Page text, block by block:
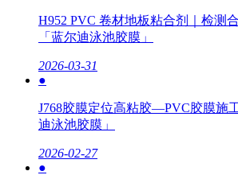
H952 PVC 卷材地板粘合剂｜检测
「蓝尔迪泳池胶膜」
2026-03-31
●
J768胶膜定位高粘胶—PVC胶膜施
迪泳池胶膜」
2026-02-27
●